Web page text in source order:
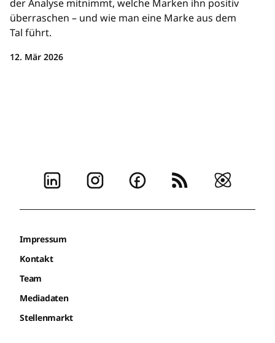
der Analyse mitnimmt, welche Marken ihn positiv
überraschen – und wie man eine Marke aus dem
Tal führt.
12. Mär 2026
Impressum
Kontakt
Team
Mediadaten
Stellenmarkt